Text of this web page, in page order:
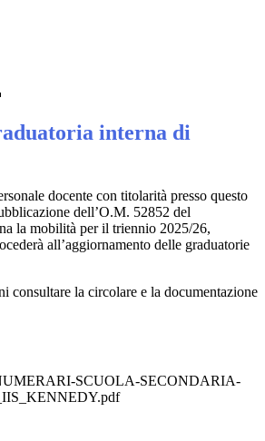
interna di
docente con titolarità presso questo
dell’O.M. 52852 del
la mobilità per il triennio 2025/26,
all’aggiornamento delle graduatorie
consultare la circolare e la documentazione
SCUOLA-SECONDARIA-